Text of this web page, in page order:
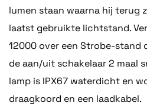
lumen staan waarna hij terug
laatst gebruikte lichtstand.
12000 over een Strobe-stand
de aan/uit schakelaar 2 maal
lamp is IPX67 waterdicht en
draagkoord en een laadkabel.